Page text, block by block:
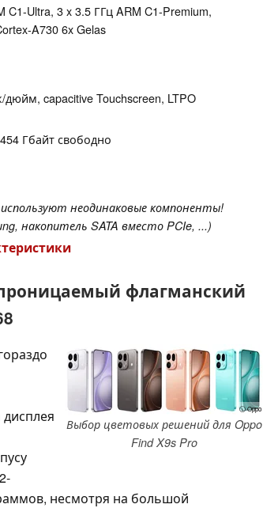
C1-Ultra, 3 x 3.5 ГГц ARM C1-Premium,
A730 6x Gelas
capacitive Touchscreen, LTPO
Гбайт свободно
неодинаковые компоненты!
накопитель SATA вместо PCIe, ...)
флагманский
ⓘ Oppo
Выбор цветовых решений для Oppo
Find X9s Pro
несмотря на большой